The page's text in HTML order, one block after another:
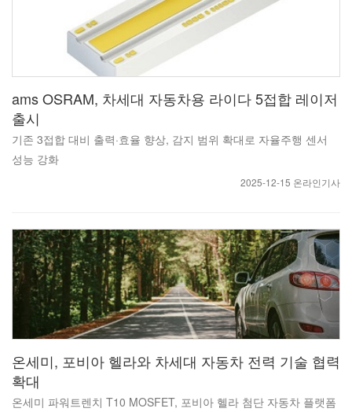
ams OSRAM, 차세대 자동차용 라이다 5접합 레이저
출시
기존 3접합 대비 출력·효율 향상, 감지 범위 확대로 자율주행 센서
성능 강화
2025-12-15 온라인기사
온세미, 포비아 헬라와 차세대 자동차 전력 기술 협력
확대
온세미 파워트렌치 T10 MOSFET, 포비아 헬라 첨단 자동차 플랫폼